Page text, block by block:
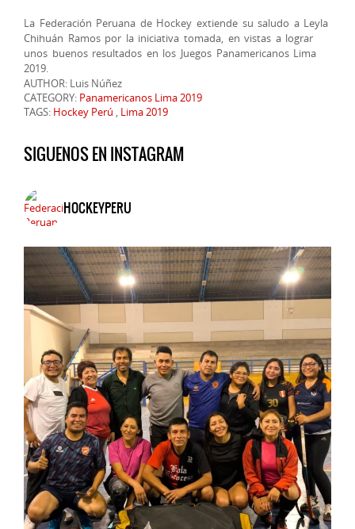
La Federación Peruana de Hockey extiende su saludo a Leyla
Chihuán Ramos por la iniciativa tomada, en vistas a lograr
unos buenos resultados en los Juegos Panamericanos Lima
2019.
AUTHOR: Luis Núñez
CATEGORY: Panamericanos Lima 2019
TAGS: Hockey Perú , Lima 2019
SIGUENOS EN INSTAGRAM
HOCKEYPERU